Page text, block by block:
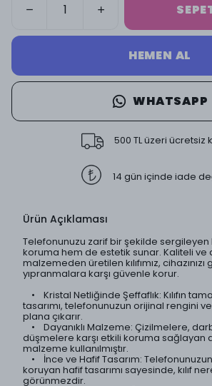
HEMEN AL
WHATSAPP
500 TL üzeri ücretsiz
14 gün içinde iade
Ürün Açıklaması
Telefonunuzu zarif bir şekilde sergileyen
koruma hem de estetik sunar. Kaliteli ve
malzemeden üretilen kılıfımız,
yıpranmalara karşı güvenle korur.
• Kristal Netliğinde Şeffaflık: Kılıfın
tasarımı, telefonunuzun orijinal rengini ve
plana çıkarır.
• Dayanıklı Malzeme: Çizilmelere,
düşmelere karşı etkili koruma sağlayan
malzeme kullanılmıştır.
• İnce ve Hafif Tasarım: Telefonunuzun
koruyan hafif tasarımı sayesinde, kılıf
görünmezdir.